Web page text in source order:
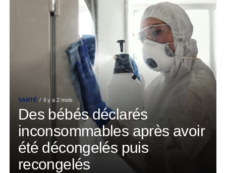
SANTÉ Il y a 2 mois
Des bébés déclarés
inconsommables après avoir
été décongelés puis
recongelés